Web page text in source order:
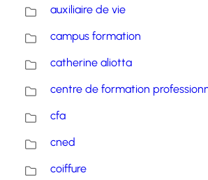
auxiliaire de vie
campus formation
catherine aliotta
centre de formation
cfa
cned
coiffure